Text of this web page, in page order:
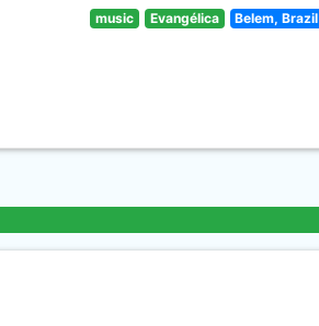
music Evangélica Belem, Brazil